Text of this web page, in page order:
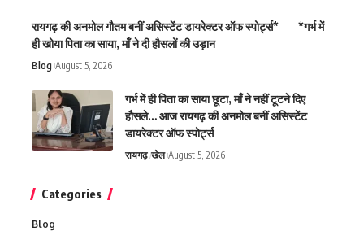
रायगढ़ की अनमोल गौतम बनीं असिस्टेंट डायरेक्टर ऑफ स्पोर्ट्स* *गर्भ में
ही खोया पिता का साया, माँ ने दी हौसलों की उड़ान
Blog August 5, 2026
गर्भ में ही पिता का साया छूटा, माँ ने नहीं टूटने दिए
हौसले… आज रायगढ़ की अनमोल बनीं असिस्टेंट
डायरेक्टर ऑफ स्पोर्ट्स
रायगढ़ खेल August 5, 2026
Categories
Blog